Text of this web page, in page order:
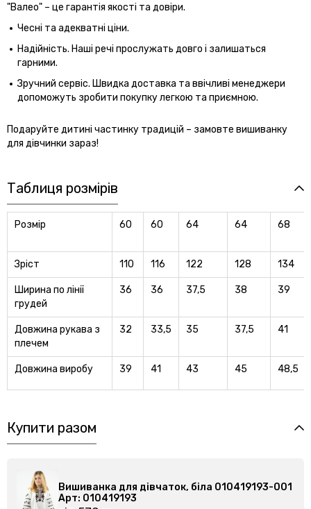
"Валео" – це гарантія якості та довіри.
Чесні та адекватні ціни.
Надійність. Наші речі прослужать довго і залишаться
гарними.
Зручний сервіс. Швидка доставка та ввічливі менеджери
допоможуть зробити покупку легкою та приємною.
Подаруйте дитині частинку традицій – замовте вишиванку
для дівчинки зараз!
Таблиця розмірів
Розмір 60 60 64 64 68
Зріст 110 116 122 128 134
Ширина по лінії
грудей
36 36 37,5 38 39
Довжина рукава з
плечем
32 33,5 35 37,5 41
Довжина виробу 39 41 43 45 48,5
Купити разом
010419193-001
Вишиванка для дівчаток, біла